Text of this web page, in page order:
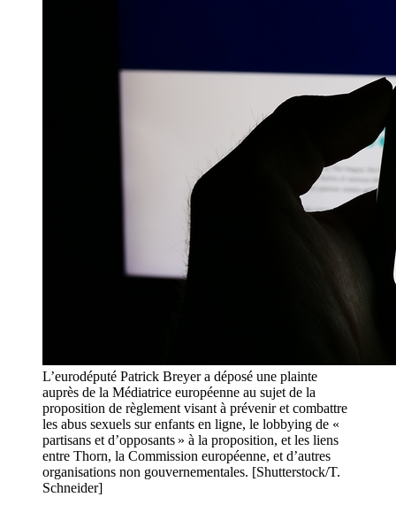
L’eurodéputé Patrick Breyer a déposé une plainte
auprès de la Médiatrice européenne au sujet de la
proposition de règlement visant à prévenir et combattre
les abus sexuels sur enfants en ligne, le lobbying de «
partisans et d’opposants » à la proposition, et les liens
entre Thorn, la Commission européenne, et d’autres
organisations non gouvernementales. [Shutterstock/T.
Schneider]